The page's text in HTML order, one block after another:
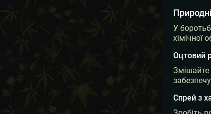
У
хімічної
Оцтовий
Змішайте
Спрей з